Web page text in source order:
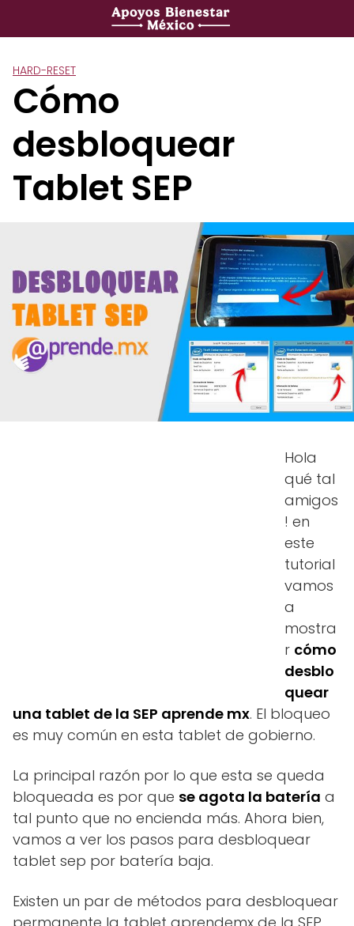
HARD-RESET
Cómo
desbloquear
Tablet SEP
Hola
qué tal
amigos
! en
este
tutorial
vamos
a
mostra
r cómo
desblo
quear
una tablet de la SEP aprende mx. El bloqueo
es muy común en esta tablet de gobierno.
La principal razón por lo que esta se queda
bloqueada es por que se agota la batería a
tal punto que no encienda más. Ahora bien,
vamos a ver los pasos para desbloquear
tablet sep por batería baja.
Existen un par de métodos para desbloquear